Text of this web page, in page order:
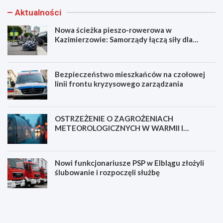
Aktualności
Nowa ścieżka pieszo-rowerowa w
Kazimierzowie: Samorządy łączą siły dla
Bezpieczeństwo mieszkańców na czołowej
linii frontu kryzysowego zarządzania
OSTRZEŻENIE O ZAGROŻENIACH
METEOROLOGICZNYCH W WARMII I
Nowi funkcjonariusze PSP w Elblągu złożyli
ślubowanie i rozpoczęli służbę
N
B